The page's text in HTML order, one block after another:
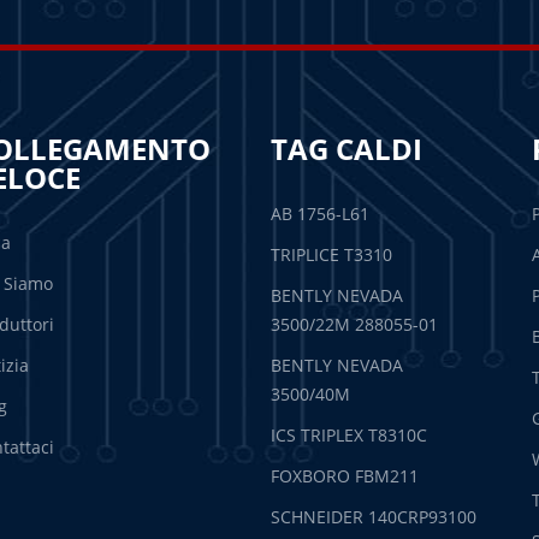
TAG CALDI
AB 1756-L61
TRIPLICE T3310
BENTLY NEVADA
3500/22M 288055-01
BENTLY NEVADA
3500/40M
ICS TRIPLEX T8310C
FOXBORO FBM211
SCHNEIDER 140CRP93100